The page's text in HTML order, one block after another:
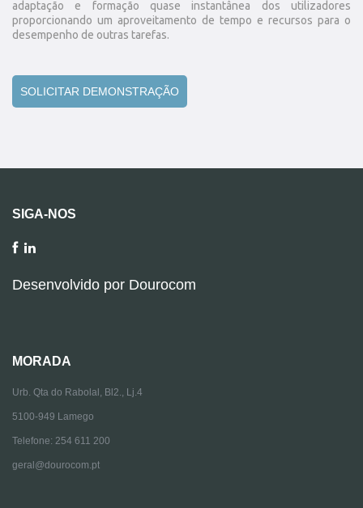
adaptação e formação quase instantânea dos utilizadores
proporcionando um aproveitamento de tempo e recursos para o
desempenho de outras tarefas.
SOLICITAR DEMONSTRAÇÃO
SIGA-NOS
Desenvolvido por Dourocom
MORADA
Urb. Qta do Rabolal, Bl2., Lj.4
5100-949 Lamego
Telefone: 254 611 200
geral@dourocom.pt